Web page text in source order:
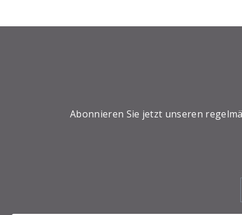
Abonnieren Sie jetzt unseren